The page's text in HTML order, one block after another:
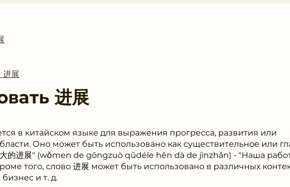
展
进展
в китайском языке для выражения прогресса, развития или
Оно может быть использовано как существительное или
的进展" (wǒmen de gōngzuò qǔdéle hěn dà de jìnzhǎn) - "Наша
того, слово 进展 может быть использовано в различных
и т. д.